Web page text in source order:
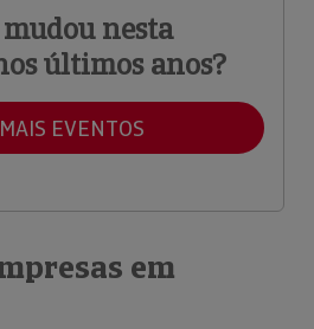
mudou nesta
últimos anos?
EVENTOS
em